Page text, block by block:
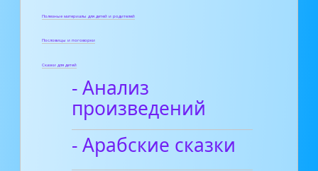
Полезные материалы для детей и родителей
Пословицы и поговорки
Сказки для детей
- Анализ
произведений
- Арабские сказки